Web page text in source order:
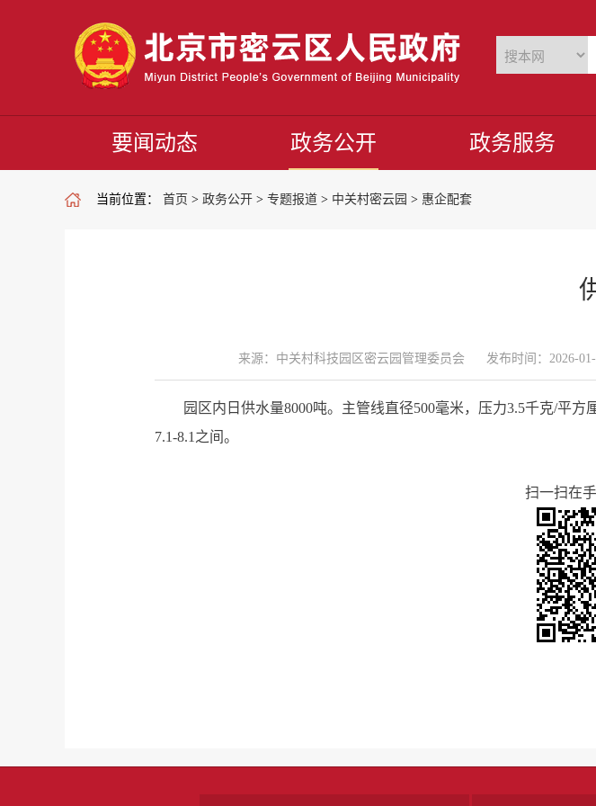
要闻动态 政务公开 政务服务
当前位置： 首页 > 政务公开 > 专题报道 > 中关村密云园 > 惠企配套
来源：中关村科技园区密云园管理委员会 发布时间：2026-
园区内日供水量8000吨。主管线直径500毫米，压力3.5千克/平
7.1-8.1之间。
扫一扫在